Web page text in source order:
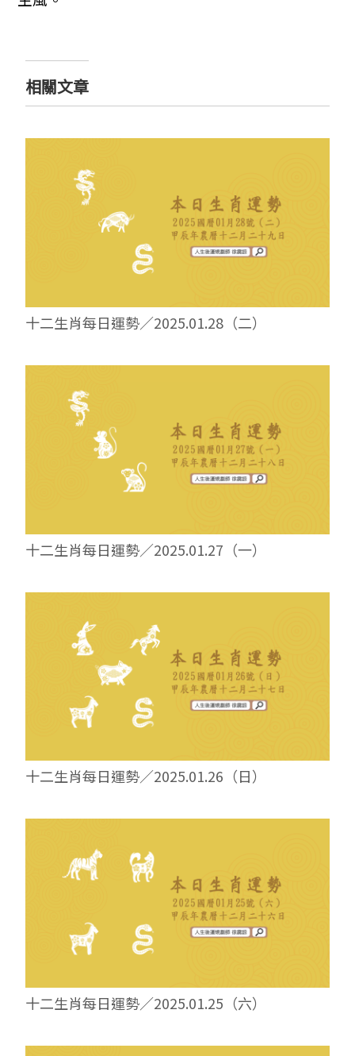
相關文章
十二生肖每日運勢／2025.01.28（二）
十二生肖每日運勢／2025.01.27（一）
十二生肖每日運勢／2025.01.26（日）
十二生肖每日運勢／2025.01.25（六）